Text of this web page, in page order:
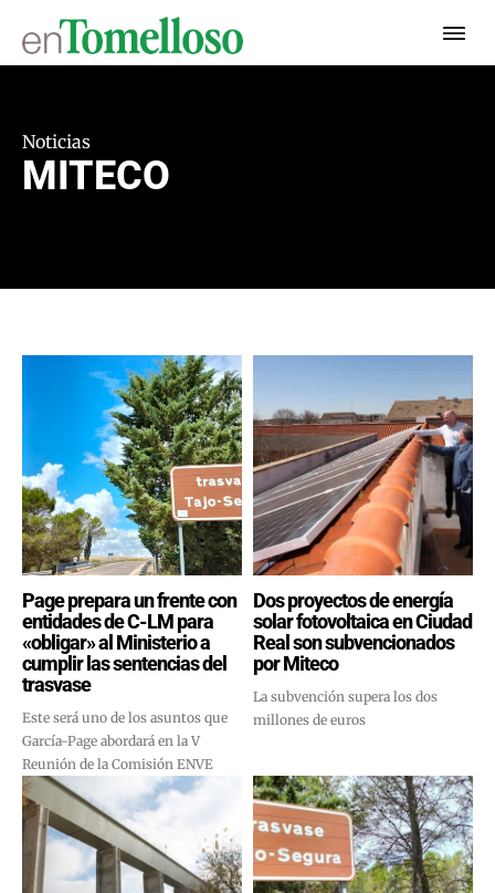
Noticias
MITECO
Page prepara un frente con
entidades de C-LM para
«obligar» al Ministerio a
cumplir las sentencias del
trasvase
Este será uno de los asuntos que
García-Page abordará en la V
Reunión de la Comisión ENVE
Dos proyectos de energía
solar fotovoltaica en Ciudad
Real son subvencionados
por Miteco
La subvención supera los dos
millones de euros